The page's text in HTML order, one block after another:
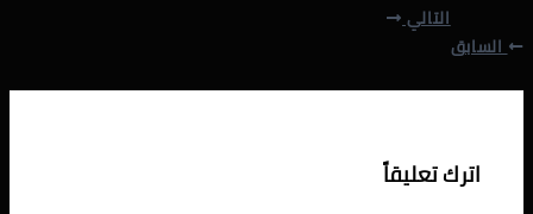
السابق
التالي
اترك تعليقاً